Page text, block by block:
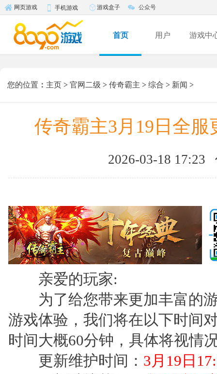
网页游戏 手机游戏 游戏盒子 公众号
首页 用户 游戏中
您的位置 ： 主页 > 官网二级 > 传奇霸主 > 综合 > 新闻 >
传奇霸主3月19日全
2026-03-18 17:23
亲爱的玩家:
为了给您带来更加丰富的游
游戏体验，我们将在以下时间
时间大概60分钟，具体将视情
更新维护时间： 3月19日